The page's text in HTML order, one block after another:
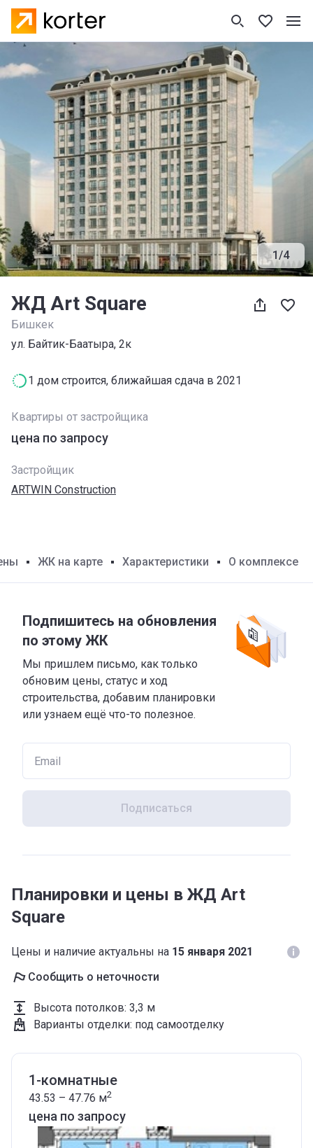
1/4
ЖД Art Square
Бишкек
ул. Байтик-Баатыра, 2к
1 дом строится, ближайшая сдача в 2021
Квартиры от застройщика
цена по запросу
Застройщик
ARTWIN Construction
ЖК на карте Характеристики О комплексе
Подпишитесь на обновления
по этому ЖК
Мы пришлем письмо, как только
обновим цены, статус и ход
строительства, добавим планировки
или узнаем ещё что-то полезное.
Подписаться
Планировки и цены в ЖД Art
Square
Цены и наличие актуальны на 15 января 2021
Сообщить о неточности
Высота потолков: 3,3 м
Варианты отделки: под самоотделку
1-комнатные
43.53 – 47.76 м2
цена по запросу